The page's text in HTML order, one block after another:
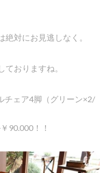
対にお見逃しなく。
おりますね。
ェア4脚（グリーン×2/
90.000！！